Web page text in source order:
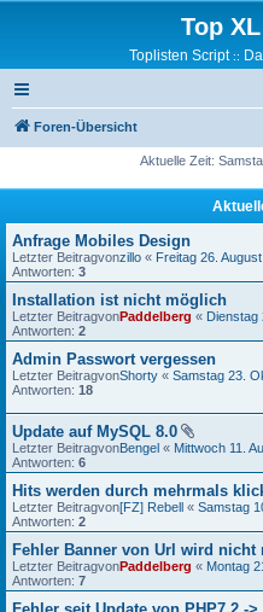
Top
Toplisten Script::
Foren-Übersicht
Aktuelle Zeit:
Anfrage Mobiles Design
Letzter Beitragvonzillo « Freitag 26.
Antworten: 3
Installation ist nicht möglich
Letzter BeitragvonPaddelberg « Dienstag
Antworten: 2
Admin Passwort vergessen
Letzter BeitragvonShorty « Samstag 23.
Antworten: 18
Update auf MySQL 8.0
Letzter BeitragvonBengel « Mittwoch 11.
Antworten: 6
Hits werden durch mehrmals
Letzter Beitragvon[FZ] Rebell « Samstag
Antworten: 2
Fehler Banner von Url wird nicht
Letzter BeitragvonPaddelberg « Montag
Antworten: 7